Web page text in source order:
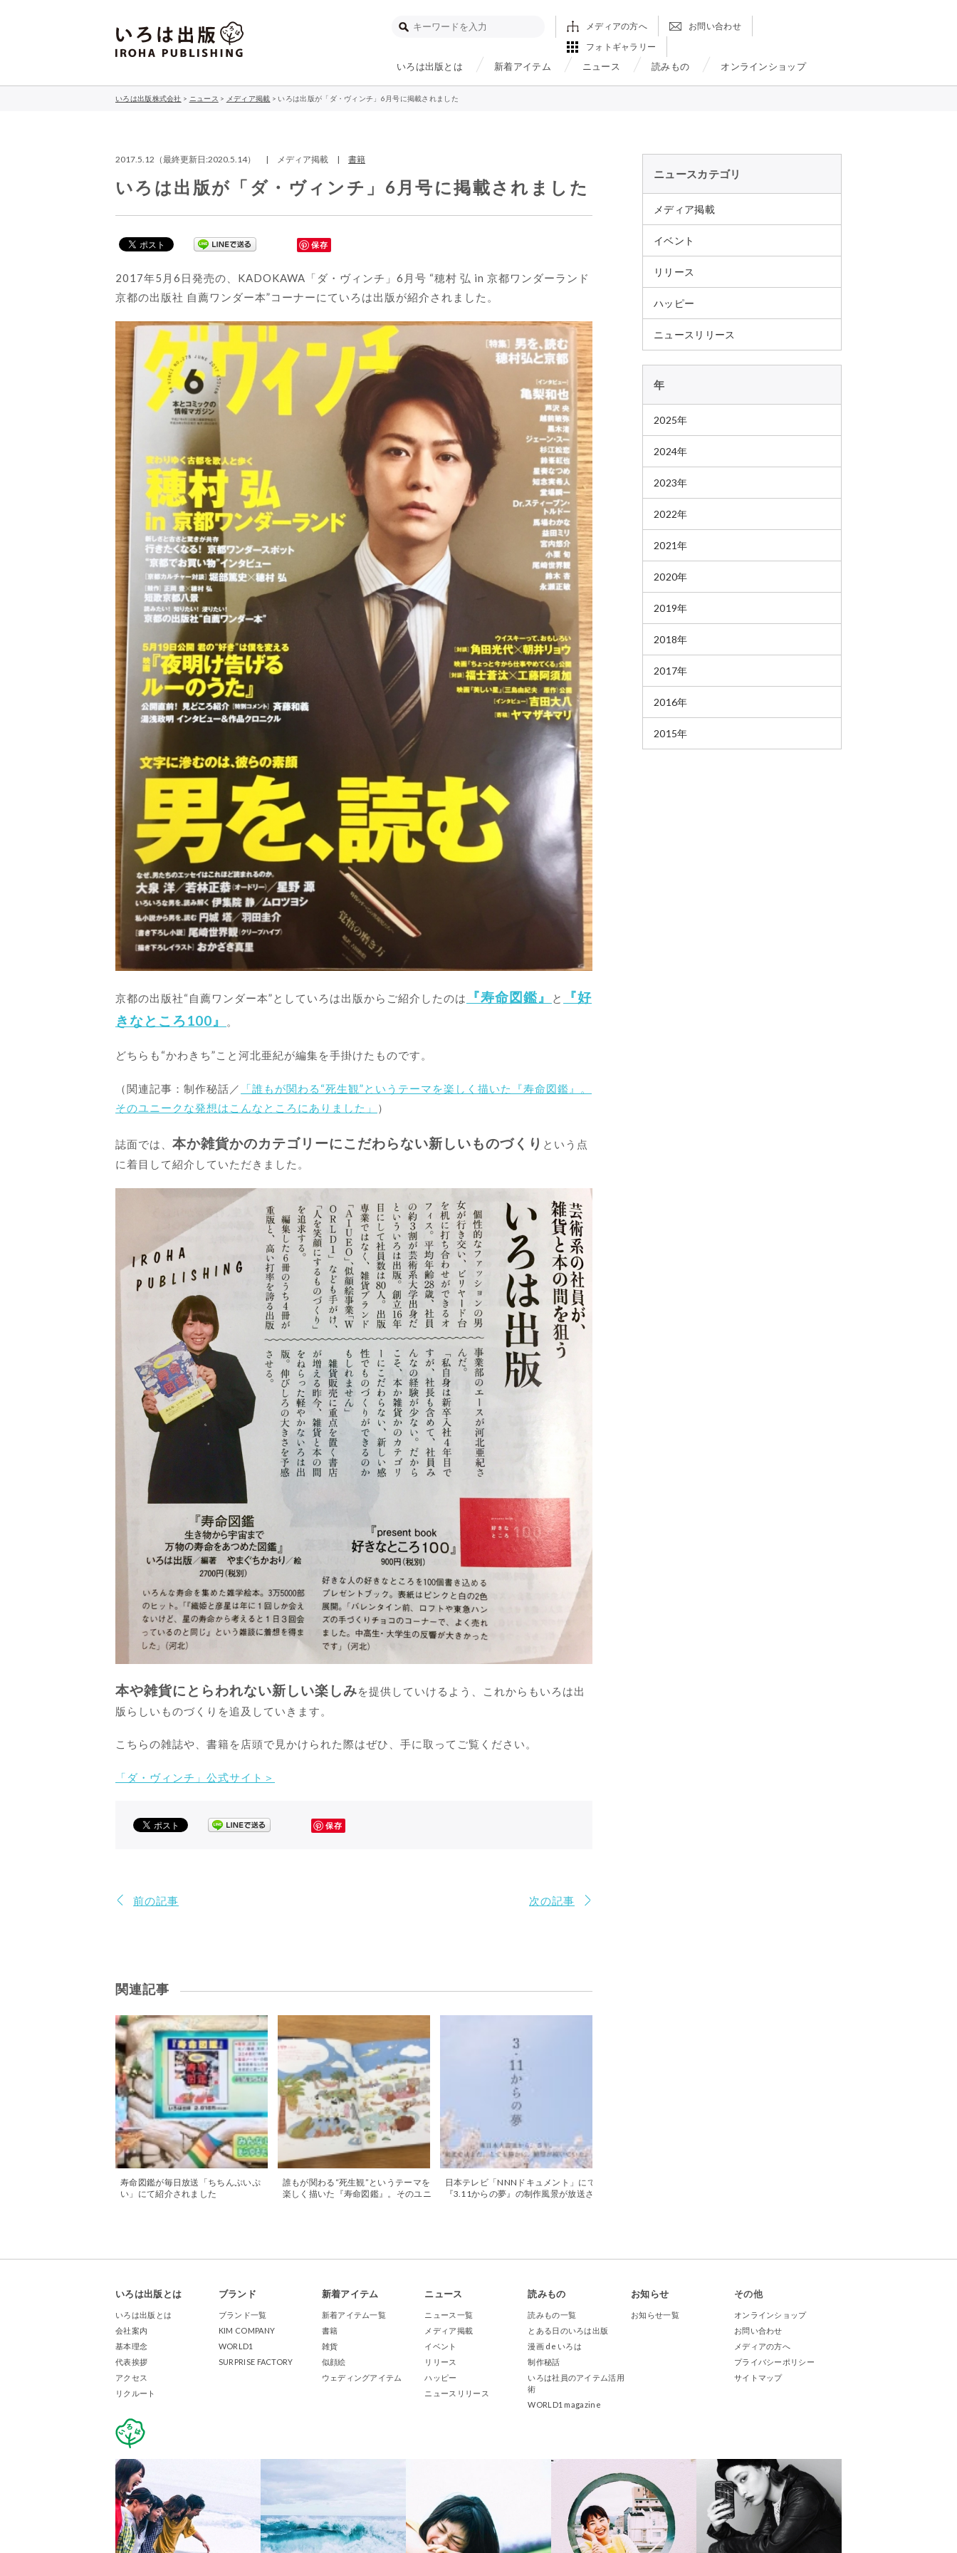
いろは出版とは 新着アイテム ニュース 読みもの オンラインショップ
メディアの方へ
お問い合わせ
フォトギャラリー
いろは出版株式会社 > ニュース > メディア掲載 > いろは出版が「ダ・ヴィンチ」6月号に掲載されました
2017.5.12（最終更新日:2020.5.14） | メディア掲載 | 書籍
いろは出版が「ダ・ヴィンチ」6月号に掲載されました
保存
2017年5月6日発売の、KADOKAWA「ダ・ヴィンチ」6月号 “穂村 弘 in 京都ワンダーランド
京都の出版社 自薦ワンダー本”コーナーにていろは出版が紹介されました。
京都の出版社“自薦ワンダー本”としていろは出版からご紹介したのは 『寿命図鑑』 と
『好
きなところ100』
。
どちらも“かわきち”こと河北亜紀が編集を手掛けたものです。
（関連記事：制作秘話／
「誰もが関わる“死生観”というテーマを楽しく描いた『寿命図鑑』。
そのユニークな発想はこんなところにありました」
）
誌面では、 本か雑貨かのカテゴリーにこだわらない新しいものづくり という点
に着目して紹介していただきました。
本や雑貨にとらわれない新しい楽しみを提供していけるよう、これからもいろは出
版らしいものづくりを追及していきます。
こちらの雑誌や、書籍を店頭で見かけられた際はぜひ、手に取ってご覧ください。
「ダ・ヴィンチ」公式サイト＞
保存
前の記事 次の記事
関連記事
寿命図鑑が毎日放送「ちちんぷいぷ
い」にて紹介されました
誰もが関わる“死生観”というテーマを
楽しく描いた『寿命図鑑』。そのユニ
日本テレビ「NNNドキュメント」にて
『3.11からの夢』の制作風景が放送さ
ニュースカテゴリ
メディア掲載
イベント
リリース
ハッピー
ニュースリリース
年
2025年
2024年
2023年
2022年
2021年
2020年
2019年
2018年
2017年
2016年
2015年
いろは出版とは
いろは出版とは
会社案内
基本理念
代表挨拶
アクセス
リクルート
ブランド
ブランド一覧
KIM COMPANY
WORLD1
SURPRISE FACTORY
新着アイテム
新着アイテム一覧
書籍
雑貨
似顔絵
ウェディングアイテム
ニュース
ニュース一覧
メディア掲載
イベント
リリース
ハッピー
ニュースリリース
読みもの
読みもの一覧
とある日のいろは出版
漫画 de いろは
制作秘話
いろは社員のアイテム活用
術
WORLD1 magazine
お知らせ
お知らせ一覧
その他
オンラインショップ
お問い合わせ
メディアの方へ
プライバシーポリシー
サイトマップ